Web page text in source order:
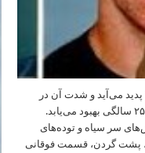
پدید می‌آید و شدت آن در
افراد مختلف متفاوت است و اکثرا پس از سن ۲۵ سالگی بهبود می‌یابد.
سر سیاه و توده‌های
پشت گردن، قسمت فوقانی